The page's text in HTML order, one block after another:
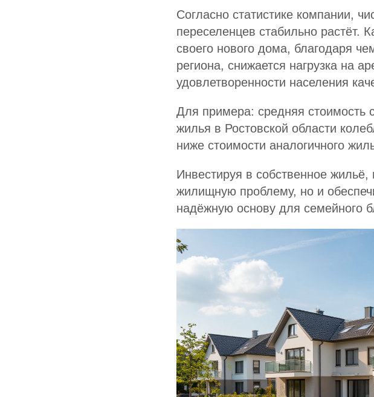
Согласно статистике компании,
переселенцев стабильно растёт.
своего нового дома, благодаря
региона, снижается нагрузка на
удовлетворенности населения
Для примера: средняя стоимость
жилья в Ростовской области
ниже стоимости аналогичного
Инвестируя в собственное
жилищную проблему, но и
надёжную основу для семейного